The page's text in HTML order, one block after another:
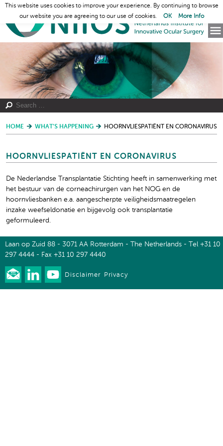
HOME WHAT’S HAPPENING HOORNVLIESPATIËNT EN CORONAVIRUS
HOORNVLIESPATIËNT EN CORONAVIRUS
De Nederlandse Transplantatie Stichting heeft in samenwerking met
het bestuur van de corneachirurgen van het NOG en de
hoornvliesbanken e.a. aangescherpte veiligheidsmaatregelen
inzake weefseldonatie en bijgevolg ook transplantatie
geformuleerd.
Laan op Zuid 88 - 3071 AA Rotterdam - The Netherlands - Tel +31 10
297 4444 - Fax +31 10 297 4440
Disclaimer Privacy
This website uses cookies to improve your experience. By continuing to browse
our website you are agreeing to our use of cookies.
OK More Info